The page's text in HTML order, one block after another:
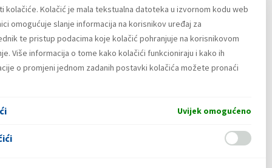
kolačiće. Kolačić je mala tekstualna datoteka u izvornom kodu web
omogućuje slanje informacija na korisnikov uređaj za
te pristup podacima koje kolačić pohranjuje na korisnikovom
Više informacija o tome kako kolačići funkcioniraju i kako ih
o promjeni jednom zadanih postavki kolačića možete pronaći
Uvijek omogućeno